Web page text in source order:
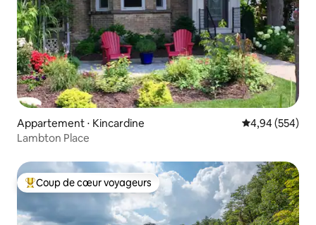
Appartement ⋅ Kincardine Évaluation
4,94 (554)
Lambton Place
Coups de cœur voyageurs les plus appréciés
Coup de cœur voyageurs